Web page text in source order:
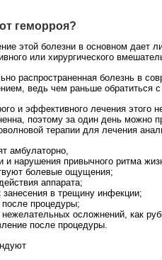
геморроя?
этой болезни в основном
или хирургического
распространенная болезнь в
ведь чем раньше обратиться
и эффективного лечения этого
поэтому за один день можно
терапии для лечения
амбулаторно,
и нарушения привычного ритма
болевые ощущения;
аппарата;
в трещину инфекции;
после процедуры;
нежелательных осложнений, как
после процедуры.